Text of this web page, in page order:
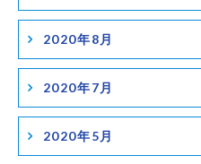
2020年8月
2020年7月
2020年5月